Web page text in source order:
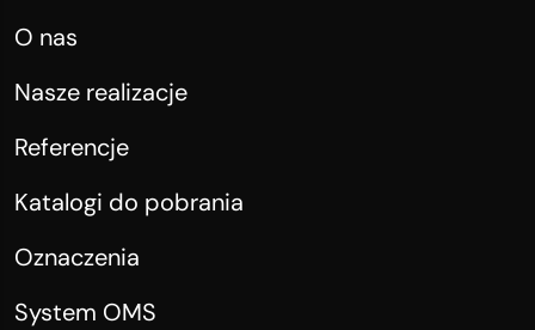
O nas
Nasze realizacje
Referencje
Katalogi do pobrania
Oznaczenia
System OMS